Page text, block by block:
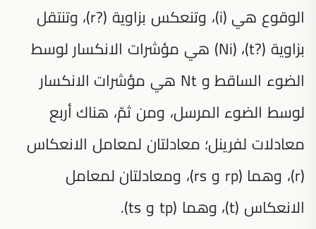
الوقوع هي (i)، وتنعكس بزاوية (?r)، وتنتقل
بزاوية (?t)، (Ni) هي مؤشرات الانكسار لوسط
الضوء الساقط و Nt هي مؤشرات الانكسار
لوسط الضوء المرسل، ومن ثمّ، هناك أربع
معادلات لفرينل؛ معادلتان لمعامل الانعكاس
(r)، وهما (rp و rs)، ومعادلتان لمعامل
الانعكاس (t)، وهما (tp و ts).